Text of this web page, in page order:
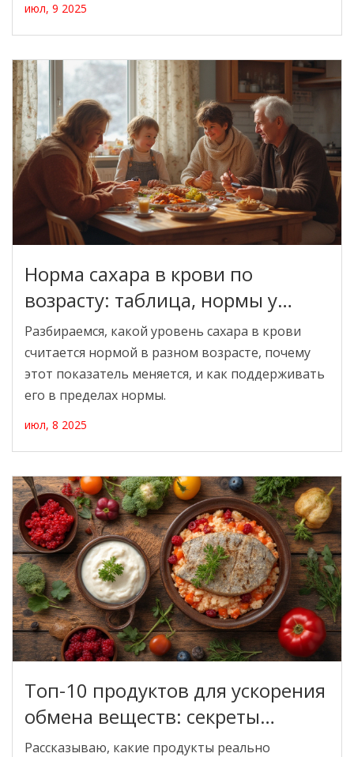
июл, 9 2025
Норма сахара в крови по
возрасту: таблица, нормы у
детей, взрослых и пожилых
Разбираемся, какой уровень сахара в крови
считается нормой в разном возрасте, почему
этот показатель меняется, и как поддерживать
его в пределах нормы.
июл, 8 2025
Топ-10 продуктов для ускорения
обмена веществ: секреты
быстрого метаболизма
Рассказываю, какие продукты реально